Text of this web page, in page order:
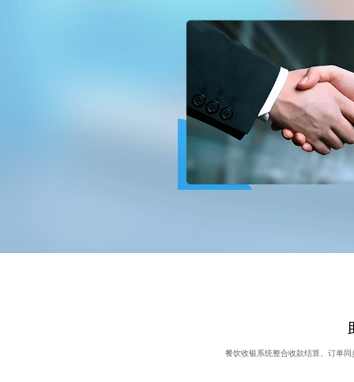
餐饮收银系统整合收款结算、订单